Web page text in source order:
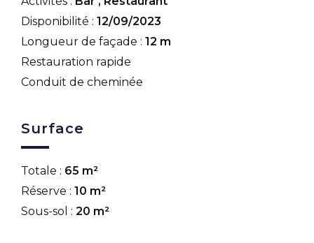
Disponibilité : 12/09/2023
Longueur de façade : 12 m
Restauration rapide
Conduit de cheminée
Surface
Totale : 65 m²
Réserve : 10 m²
Sous-sol : 20 m²